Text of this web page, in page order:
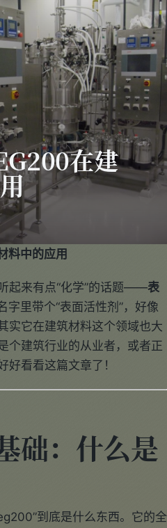
)有限公司
在建
料中的应用
起来有点“化学”的话题——表
字里带个“表面活性剂”，好像
实它在建筑材料这个领域也大
个建筑行业的从业者，或者正
看看这篇文章了！
础：什么是
到底是什么东西。它的全